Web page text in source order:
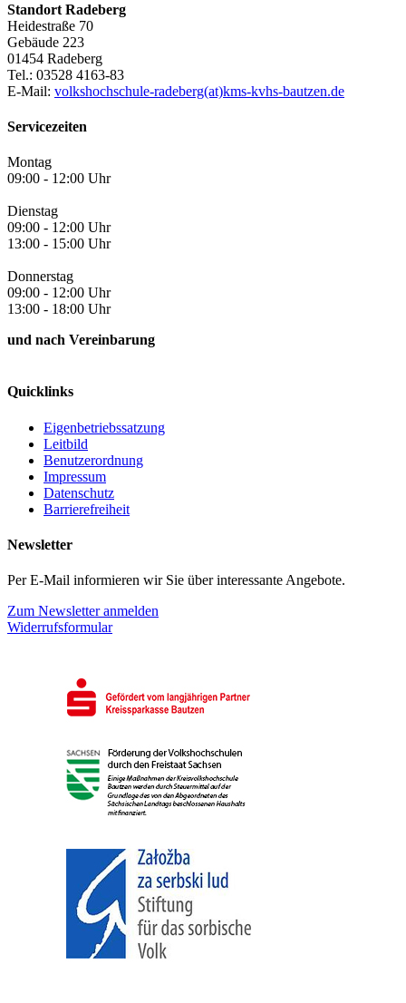
Standort Radeberg
Heidestraße 70
Gebäude 223
01454 Radeberg
Tel.: 03528 4163-83
E-Mail: volkshochschule-radeberg(at)kms-kvhs-bautzen.de
Servicezeiten
Montag
09:00 - 12:00 Uhr
Dienstag
09:00 - 12:00 Uhr
13:00 - 15:00 Uhr
Donnerstag
09:00 - 12:00 Uhr
13:00 - 18:00 Uhr
und nach Vereinbarung
Quicklinks
Eigenbetriebssatzung
Leitbild
Benutzerordnung
Impressum
Datenschutz
Barrierefreiheit
Newsletter
Per E-Mail informieren wir Sie über interessante Angebote.
Zum Newsletter anmelden
Widerrufsformular